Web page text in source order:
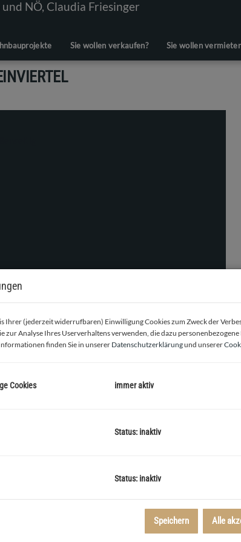
Sie wollen verkaufen? Sie wollen
Sitzecke
Niederösterreich? Dann haben wir genau das
Einfamilienhaus, das mit 4 Zimmern, einer großen
Ihrer (jederzeit widerrufbaren) Einwilligung Cookies zum Zweck der
zur Analyse Ihres Userverhaltens verwenden, die dazu personenbezogene
finden Sie in unserer Datenschutzerklärungund unserer
Cookies immer aktiv
Status: inaktiv
Status: inaktiv
Speichern Alle